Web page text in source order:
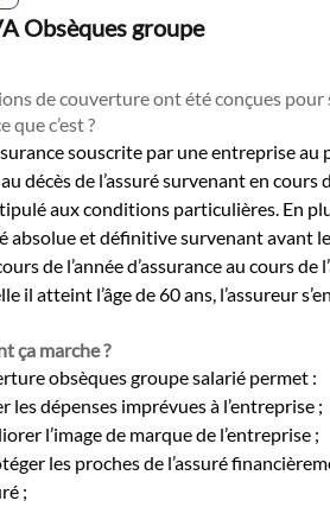
Obsèques groupe
de couverture ont été conçues pour
que c’est ?
souscrite par une entreprise au
décès de l’assuré survenant en cours
aux conditions particulières. En
absolue et définitive survenant avant
de l’année d’assurance au cours de
il atteint l’âge de 60 ans, l’assureur
ça marche ?
obsèques groupe salarié permet :
les dépenses imprévues à l’entreprise ;
l’image de marque de l’entreprise ;
les proches de l’assuré
;